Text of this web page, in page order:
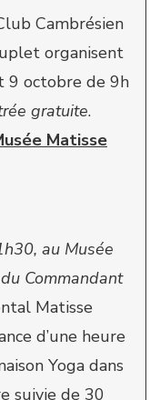
Cambrésien
organisent
9 octobre de 9h
gratuite.
Matisse
au Musée
Commandant
Matisse
d’une heure
Yoga dans
suivie de 30